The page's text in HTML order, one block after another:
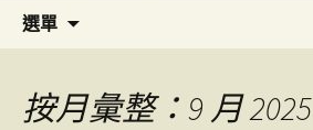
選單
容
區
按月彙整：9 月 2025